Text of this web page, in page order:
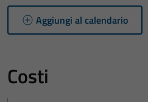
Aggiungi al calendario
Costi